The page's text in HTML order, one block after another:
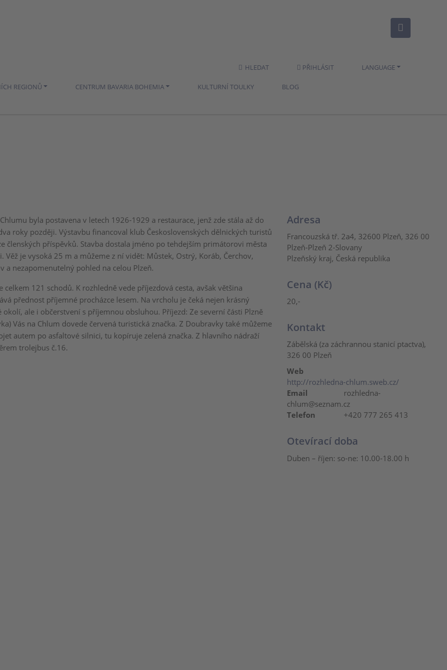
HLEDAT PŘIHLÁSIT LANGUAGE
REGIONŮ CENTRUM BAVARIA BOHEMIA KULTURNÍ TOULKY BLOG
byla postavena v letech 1926-1929 a restaurace, jenž zde stála až do
roky později. Výstavbu financoval klub Československých dělnických turistů
členských příspěvků. Stavba dostala jméno po tehdejším primátorovi města
Věž je vysoká 25 m a můžeme z ní vidět: Můstek, Ostrý, Koráb, Čerchov,
a nezapomenutelný pohled na celou Plzeň.
celkem 121 schodů. K rozhledně vede příjezdová cesta, avšak většina
přednost příjemné procházce lesem. Na vrcholu je čeká nejen krásný
okolí, ale i občerstvení s příjemnou obsluhou. Příjezd: Ze severní části Plzně
Vás na Chlum dovede červená turistická značka. Z Doubravky také můžeme
autem po asfaltové silnici, tu kopíruje zelená značka. Z hlavního nádraží
trolejbus č.16.
Adresa
Francouzská tř. 2a4, 32600 Plzeň, 326 00
Plzeň-Plzeň 2-Slovany
Plzeňský kraj, Česká republika
Cena (Kč)
20,-
Kontakt
Zábělská (za záchrannou stanicí ptactva),
326 00 Plzeň
Web
http://rozhledna-chlum.sweb.cz/
Email
rozhledna-
chlum@seznam.cz
Telefon
+420 777 265 413
Otevírací doba
Duben – říjen: so-ne: 10.00-18.00 h